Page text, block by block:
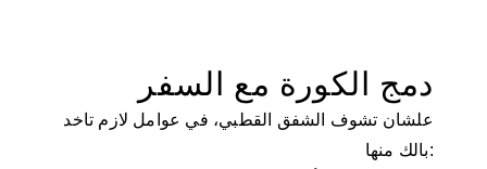
دمج الكورة مع السفر
علشان تشوف الشفق القطبي، في عوامل لازم تاخد
بالك منها: